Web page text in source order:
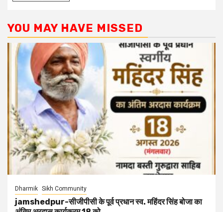
YOU MAY HAVE MISSED
Dharmik Sikh Community
jamshedpur-सीजीपीसी के पूर्व प्रधान स्व. महिंदर सिंह बोजा का